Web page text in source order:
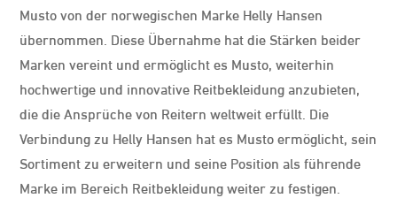
Musto von der norwegischen Marke Helly Hansen
übernommen. Diese Übernahme hat die Stärken beider
Marken vereint und ermöglicht es Musto, weiterhin
hochwertige und innovative Reitbekleidung anzubieten,
die die Ansprüche von Reitern weltweit erfüllt. Die
Verbindung zu Helly Hansen hat es Musto ermöglicht, sein
Sortiment zu erweitern und seine Position als führende
Marke im Bereich Reitbekleidung weiter zu festigen.